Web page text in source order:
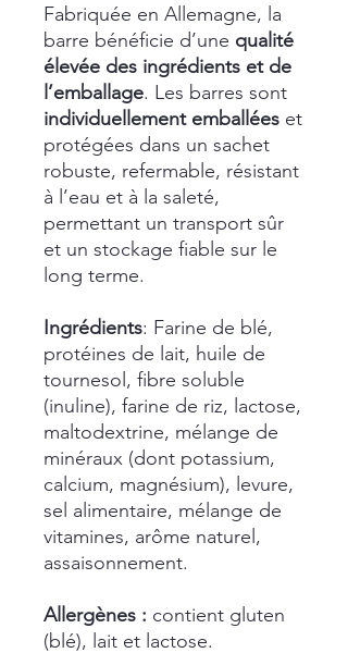
Fabriquée en Allemagne, la
barre bénéficie d’une qualité
élevée des ingrédients et de
l’emballage. Les barres sont
individuellement emballées et
protégées dans un sachet
robuste, refermable, résistant
à l’eau et à la saleté,
permettant un transport sûr
et un stockage fiable sur le
long terme.
Ingrédients: Farine de blé,
protéines de lait, huile de
tournesol, fibre soluble
(inuline), farine de riz, lactose,
maltodextrine, mélange de
minéraux (dont potassium,
calcium, magnésium), levure,
sel alimentaire, mélange de
vitamines, arôme naturel,
assaisonnement.
Allergènes : contient gluten
(blé), lait et lactose.